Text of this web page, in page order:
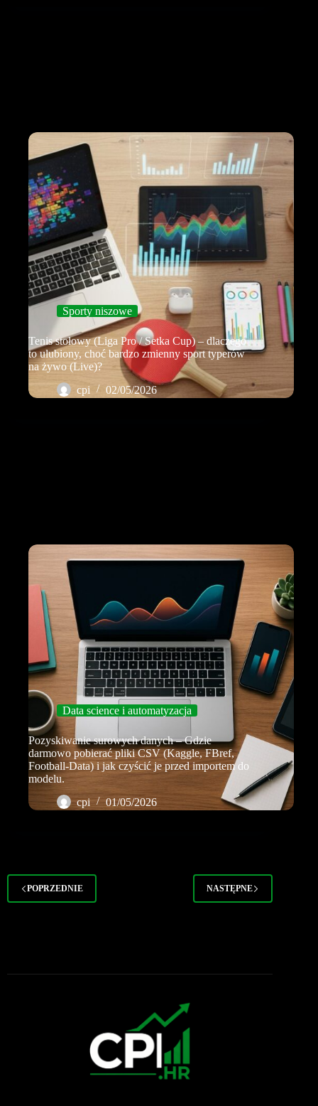
Sporty niszowe
Tenis stołowy (Liga Pro / Setka Cup) – dlaczego
to ulubiony, choć bardzo zmienny sport typerów
na żywo (Live)?
cpi
02/05/2026
Data science i automatyzacja
Pozyskiwanie surowych danych – Gdzie
darmowo pobierać pliki CSV (Kaggle, FBref,
Football-Data) i jak czyścić je przed importem do
modelu.
cpi
01/05/2026
POPRZEDNIE NASTĘPNE